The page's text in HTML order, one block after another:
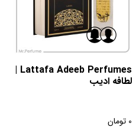
Lattafa Adeeb Perfumes |
لطافه ادیب
0 تومان